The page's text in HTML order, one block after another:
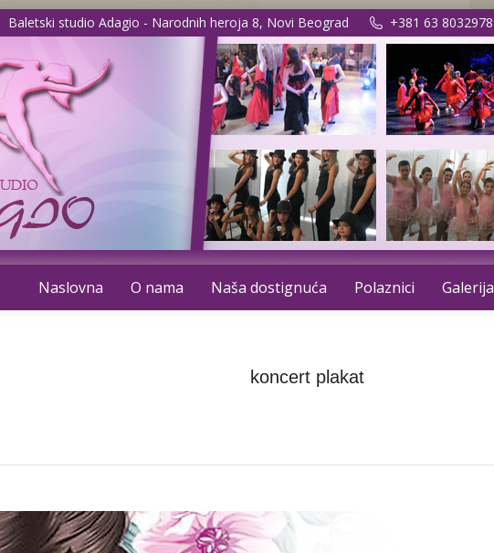
Baletski studio Adagio - Narodnih heroja 8, Novi Beograd +381 63 8032978
Naslovna O nama Naša dostignuća Polaznici Galerija
koncert plakat